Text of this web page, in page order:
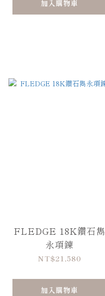
加入購物車
FLEDGE 18K鑽石雋
永項鍊
NT$21,580
加入購物車